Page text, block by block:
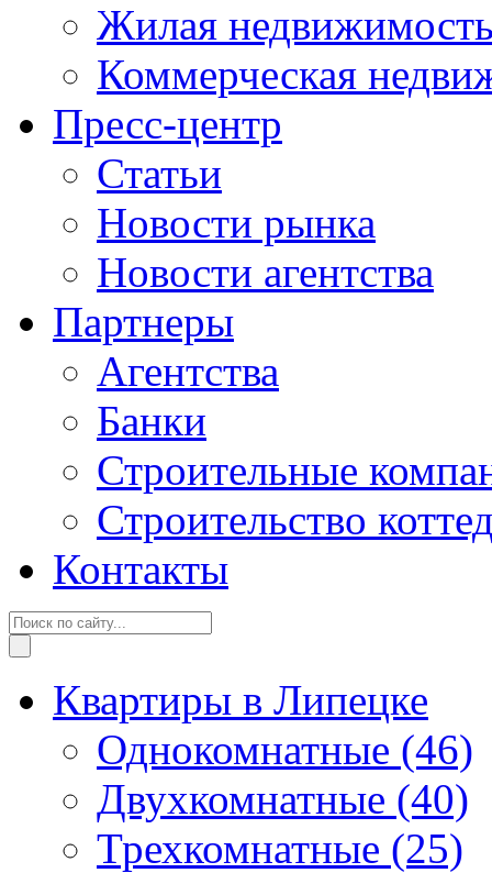
Жилая
Коммерческая
Пресс-центр
Статьи
Новости рынка
Новости агентства
Партнеры
Агентства
Банки
Строительные
Строительство
Контакты
Квартиры в Липецке
Однокомнатные (46)
Двухкомнатные (40)
Трехкомнатные (25)